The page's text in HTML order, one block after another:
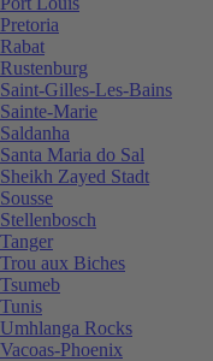
Pretoria
Rabat
Rustenburg
Saint-Gilles-Les-Bains
Sainte-Marie
Saldanha
Santa Maria do Sal
Sheikh Zayed Stadt
Sousse
Stellenbosch
Tanger
Trou aux Biches
Tsumeb
Tunis
Umhlanga Rocks
Vacoas-Phoenix